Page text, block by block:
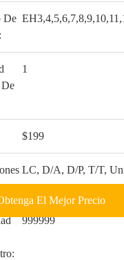
De
1
$199
LC, D/A, D/P, T/T,
999999
El Mejor Precio